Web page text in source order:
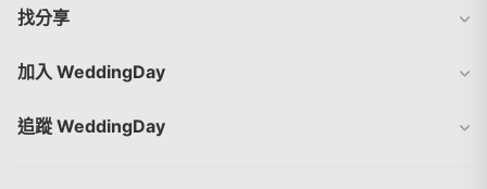
找分享
加入 WeddingDay
追蹤 WeddingDay